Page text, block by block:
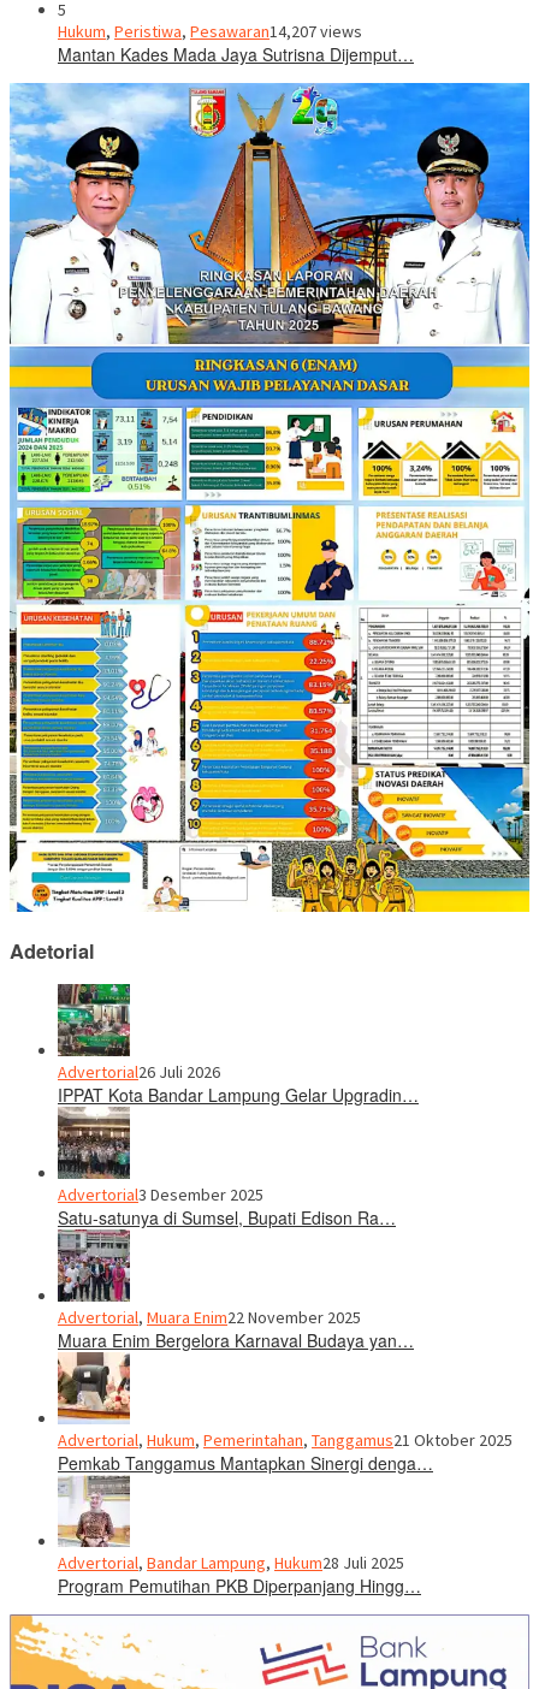
5
Hukum, Peristiwa, Pesawaran14,207 views
Mantan Kades Mada Jaya Sutrisna Dijemput…
Adetorial
Advertorial26 Juli 2026
IPPAT Kota Bandar Lampung Gelar Upgradin…
Advertorial3 Desember 2025
Satu-satunya di Sumsel, Bupati Edison Ra…
Advertorial, Muara Enim22 November 2025
Muara Enim Bergelora Karnaval Budaya yan…
Advertorial, Hukum, Pemerintahan, Tanggamus21 Oktober 2025
Pemkab Tanggamus Mantapkan Sinergi denga…
Advertorial, Bandar Lampung, Hukum28 Juli 2025
Program Pemutihan PKB Diperpanjang Hingg…